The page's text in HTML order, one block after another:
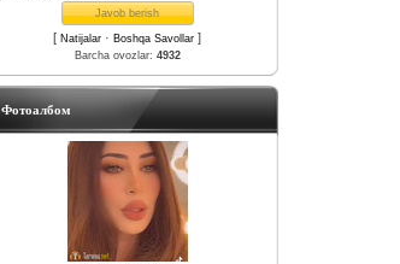
[ Natijalar · Boshqa Savollar ]
Barcha ovozlar: 4932
Фотоалбом